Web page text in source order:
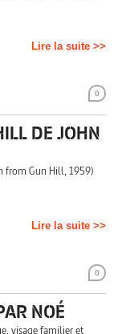
Lire la suite >>
0
DE JOHN
from Gun Hill, 1959)
Lire la suite >>
0
NOÉ
visage familier et